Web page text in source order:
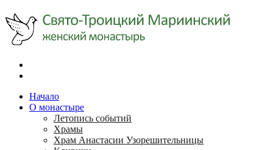
Начало
О монастыре
Летопись событий
Храмы
Храм Анастасии Узорешительницы